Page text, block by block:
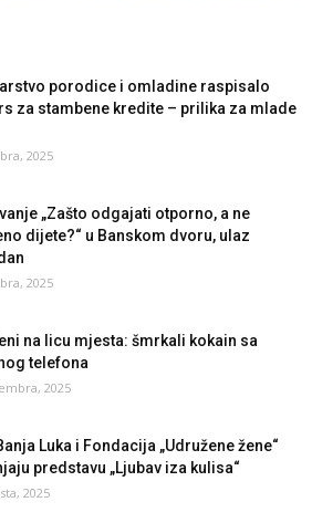
porodice i omladine raspisalo
za stambene kredite – prilika za mlade
2025
„Zašto odgajati otporno, a ne
dijete?“ u Banskom dvoru, ulaz
2025
na licu mjesta: šmrkali kokain sa
telefona
2025
Luka i Fondacija „Udružene žene“
predstavu „Ljubav iza kulisa“
2025